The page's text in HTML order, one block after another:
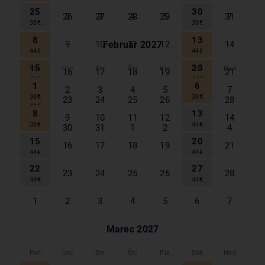
1
44 €
2 3 4 5 6
44 €
7
8
44€
9 10 11 12 13
44€
14
15
44 €
16 17 18 19 20
44 €
21
22
44€
23 24 25 26 27 28
29 30 31 1 2 3 4
25
38 €
26 27 28 29 30
38 €
31
Február 2027
Pon Uto Str Štv Pia Sob Ned
1
38€
2 3 4 5 6
38€
7
8
38€
9 10 11 12 13
44€
14
15
44€
16 17 18 19 20
44€
21
22
44€
23 24 25 26 27
44€
28
1 2 3 4 5 6 7
Marec 2027
Pon Uto Str Štv Pia Sob Ned